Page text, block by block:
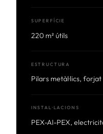
SUPERFÍCIE
220 m² útils
ESTRUCTURA
Pilars metàl·lics,
INSTAL·LACIONS
PEX-Al-PEX,